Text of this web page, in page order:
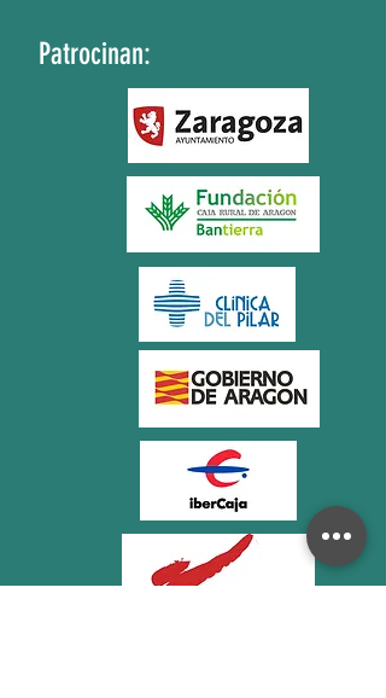
Patrocinan: